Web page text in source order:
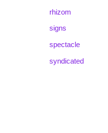
rhizom
signs
spectacle
syndicated